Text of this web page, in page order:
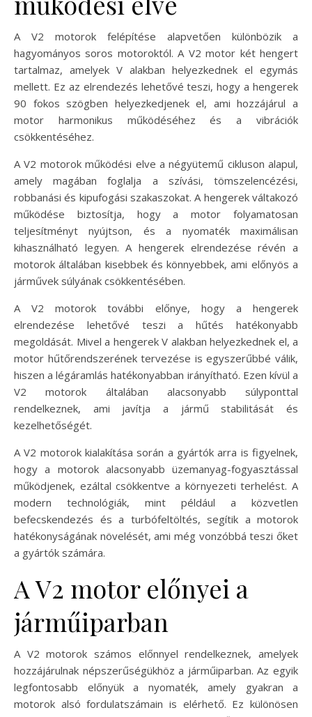
A V2 motorok felépítése alapvetően különbözik a
hagyományos soros motoroktól. A V2 motor két hengert
tartalmaz, amelyek V alakban helyezkednek el egymás
mellett. Ez az elrendezés lehetővé teszi, hogy a hengerek
90 fokos szögben helyezkedjenek el, ami hozzájárul a
motor harmonikus működéséhez és a vibrációk
csökkentéséhez.
A V2 motorok működési elve a négyütemű cikluson alapul,
amely magában foglalja a szívási, tömszelencézési,
robbanási és kipufogási szakaszokat. A hengerek váltakozó
működése biztosítja, hogy a motor folyamatosan
teljesítményt nyújtson, és a nyomaték maximálisan
kihasználható legyen. A hengerek elrendezése révén a
motorok általában kisebbek és könnyebbek, ami előnyös a
járművek súlyának csökkentésében.
A V2 motorok további előnye, hogy a hengerek
elrendezése lehetővé teszi a hűtés hatékonyabb
megoldását. Mivel a hengerek V alakban helyezkednek el, a
motor hűtőrendszerének tervezése is egyszerűbbé válik,
hiszen a légáramlás hatékonyabban irányítható. Ezen kívül a
V2 motorok általában alacsonyabb súlyponttal
rendelkeznek, ami javítja a jármű stabilitását és
kezelhetőségét.
A V2 motorok kialakítása során a gyártók arra is figyelnek,
hogy a motorok alacsonyabb üzemanyag-fogyasztással
működjenek, ezáltal csökkentve a környezeti terhelést. A
modern technológiák, mint például a közvetlen
befecskendezés és a turbófeltöltés, segítik a motorok
hatékonyságának növelését, ami még vonzóbbá teszi őket
a gyártók számára.
A V2 motor előnyei a
járműiparban
A V2 motorok számos előnnyel rendelkeznek, amelyek
hozzájárulnak népszerűségükhöz a járműiparban. Az egyik
legfontosabb előnyük a nyomaték, amely gyakran a
motorok alsó fordulatszámain is elérhető. Ez különösen